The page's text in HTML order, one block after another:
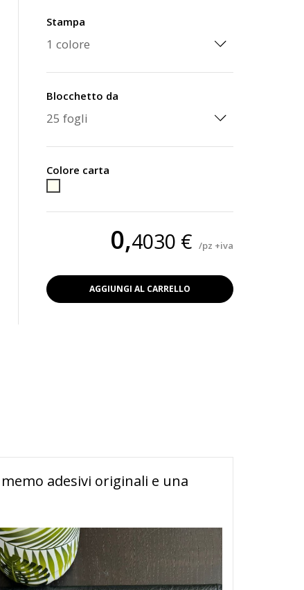
Stampa
Blocchetto da
Colore carta
Carta
0,4030 € /pz +iva
AGGIUNGI AL CARRELLO
adesivi originali e una